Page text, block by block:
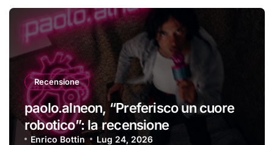
Recensione
paolo.alneon, “Preferisco un cuore
robotico”: la recensione
Enrico Bottin Lug 24, 2026